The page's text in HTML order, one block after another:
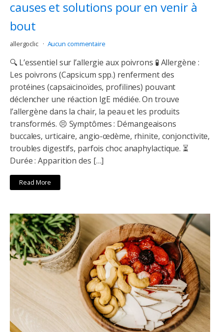
causes et solutions pour en venir à
bout
allergoclic Aucun commentaire
🔍 L’essentiel sur l’allergie aux poivrons 🧪 Allergène :
Les poivrons (Capsicum spp.) renferment des
protéines (capsaïcinoïdes, profilines) pouvant
déclencher une réaction IgE médiée. On trouve
l’allergène dans la chair, la peau et les produits
transformés. 😣 Symptômes : Démangeaisons
buccales, urticaire, angio-œdème, rhinite, conjonctivite,
troubles digestifs, parfois choc anaphylactique. ⏳
Durée : Apparition des […]
Read More